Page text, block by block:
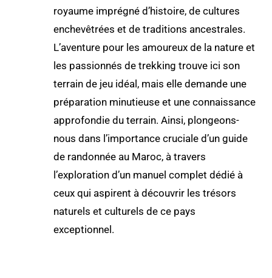
royaume imprégné d’histoire, de cultures
enchevêtrées et de traditions ancestrales.
L’aventure pour les amoureux de la nature et
les passionnés de trekking trouve ici son
terrain de jeu idéal, mais elle demande une
préparation minutieuse et une connaissance
approfondie du terrain. Ainsi, plongeons-
nous dans l’importance cruciale d’un guide
de randonnée au Maroc, à travers
l’exploration d’un manuel complet dédié à
ceux qui aspirent à découvrir les trésors
naturels et culturels de ce pays
exceptionnel.